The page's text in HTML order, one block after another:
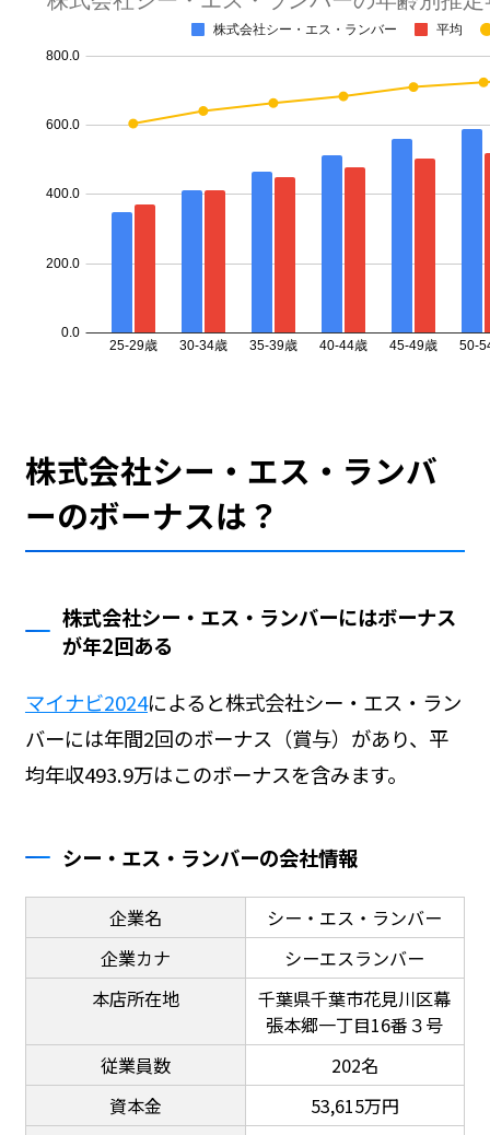
株式会社シー・エス・ランバ
ーのボーナスは？
株式会社シー・エス・ランバーにはボーナス
が年2回ある
マイナビ2024によると株式会社シー・エス・ラン
バーには年間2回のボーナス（賞与）があり、平
均年収493.9万はこのボーナスを含みます。
シー・エス・ランバーの会社情報
企業名
シー・エス・ランバー
企業カナ
シーエスランバー
本店所在地
千葉県千葉市花見川区幕
張本郷一丁目16番３号
従業員数
202名
資本金
53,615万円